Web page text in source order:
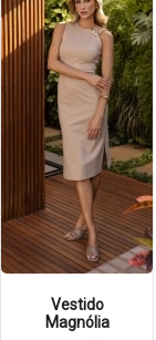
Vestido
Magnólia